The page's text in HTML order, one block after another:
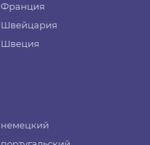
Франция
Швейцария
Швеция
немецкий